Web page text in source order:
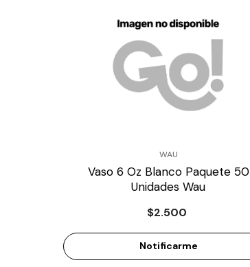
WAU
Vaso 6 Oz Blanco Paquete 50
Unidades Wau
$2.500
Notificarme